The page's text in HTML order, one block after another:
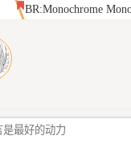
BR:Monochrome